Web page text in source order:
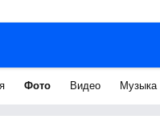
Фото Видео Музыка